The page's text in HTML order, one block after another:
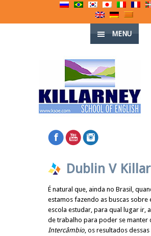
MENU
Dublin V
É natural que, ainda no Brasil,
estamos fazendo as buscas sobre
escola estudar, para qual lugar ir,
de trabalho para poder se manter
Intercâmbio, os resultados